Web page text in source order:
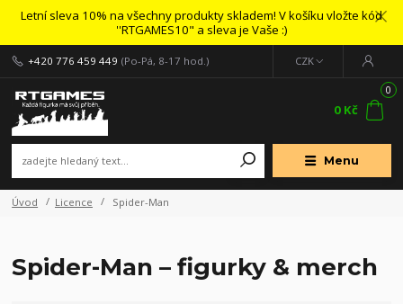
Letní sleva 10% na všechny produkty skladem! V košíku vložte kód
''RTGAMES10" a sleva je Vaše :)
Menu
CZK
+420 776 459 449 (Po-Pá, 8-17 hod.)
0
0 Kč
Úvod Licence Spider-Man
Spider-Man – figurky & merch